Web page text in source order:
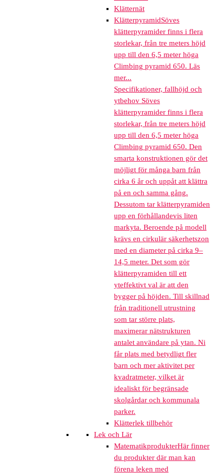
Klätternät
KlätterpyramidSöves
klätterpyramider finns i flera
storlekar, från tre meters höjd
upp till den 6,5 meter höga
Climbing pyramid 650. Läs
mer...
Specifikationer, fallhöjd och
ytbehov Söves
klätterpyramider finns i flera
storlekar, från tre meters höjd
upp till den 6,5 meter höga
Climbing pyramid 650. Den
smarta konstruktionen gör det
möjligt för många barn från
cirka 6 år och uppåt att klättra
på en och samma gång.
Dessutom tar klätterpyramiden
upp en förhållandevis liten
markyta. Beroende på modell
krävs en cirkulär säkerhetszon
med en diameter på cirka 9–
14,5 meter. Det som gör
klätterpyramiden till ett
yteffektivt val är att den
bygger på höjden. Till skillnad
från traditionell utrustning
som tar större plats,
maximerar nätstrukturen
antalet användare på ytan. Ni
får plats med betydligt fler
barn och mer aktivitet per
kvadratmeter, vilket är
idealiskt för begränsade
skolgårdar och kommunala
parker.
Klätterlek tillbehör
Lek och Lär
MatematikprodukterHär finner
du produkter där man kan
förena leken med